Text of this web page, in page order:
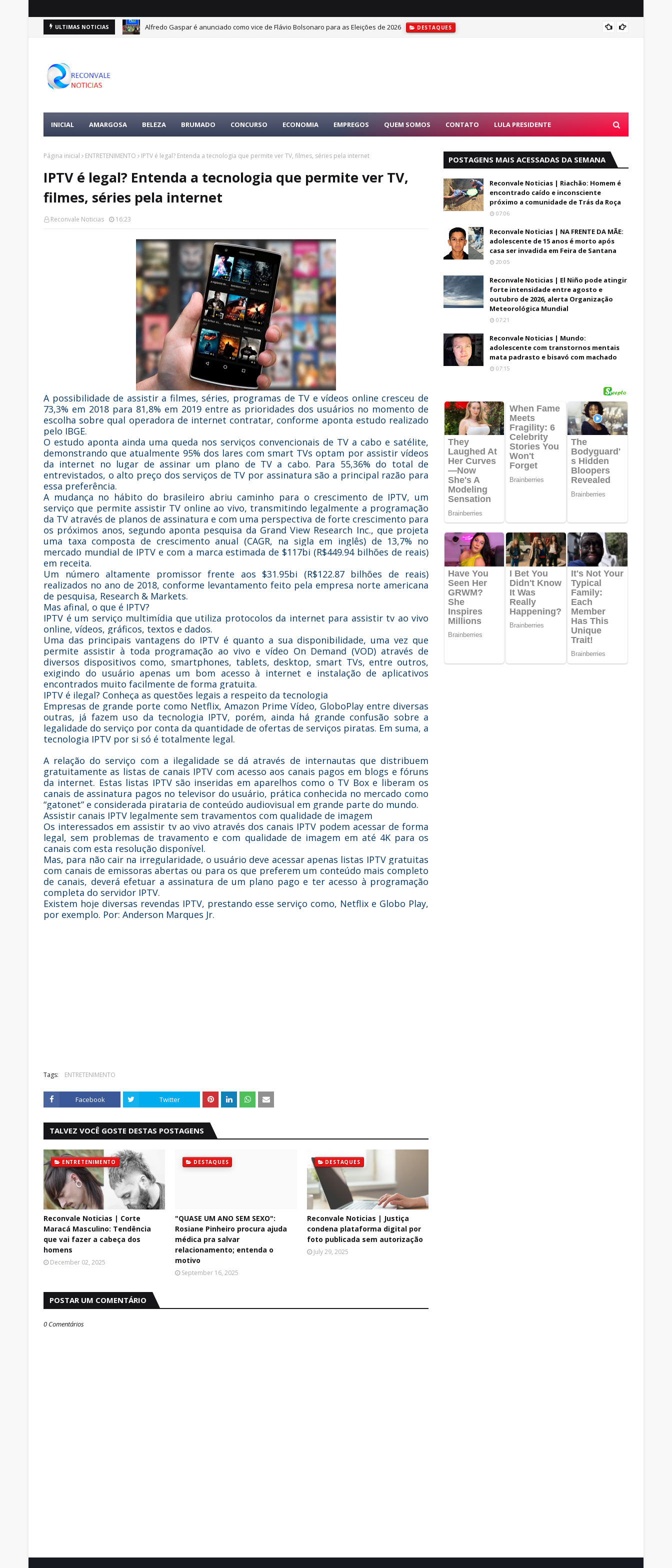
ULTIMAS NOTICIAS Alfredo Gaspar é anunciado como vice de Flávio Bolsonaro para as Eleições de 2026 DESTAQUES
INICIAL AMARGOSA BELEZA BRUMADO CONCURSO ECONOMIA EMPREGOS QUEM SOMOS CONTATO LULA PRESIDENTE
Página inicial ENTRETENIMENTO IPTV é legal? Entenda a tecnologia que permite ver TV, filmes, séries pela internet
IPTV é legal? Entenda a tecnologia que permite ver TV,
filmes, séries pela internet
Reconvale Noticias 16:23
A possibilidade de assistir a filmes, séries, programas de TV e vídeos online cresceu de
73,3% em 2018 para 81,8% em 2019 entre as prioridades dos usuários no momento de
escolha sobre qual operadora de internet contratar, conforme aponta estudo realizado
pelo IBGE.
O estudo aponta ainda uma queda nos serviços convencionais de TV a cabo e satélite,
demonstrando que atualmente 95% dos lares com smart TVs optam por assistir vídeos
da internet no lugar de assinar um plano de TV a cabo. Para 55,36% do total de
entrevistados, o alto preço dos serviços de TV por assinatura são a principal razão para
essa preferência.
A mudança no hábito do brasileiro abriu caminho para o crescimento de IPTV, um
serviço que permite assistir TV online ao vivo, transmitindo legalmente a programação
da TV através de planos de assinatura e com uma perspectiva de forte crescimento para
os próximos anos, segundo aponta pesquisa da Grand View Research Inc., que projeta
uma taxa composta de crescimento anual (CAGR, na sigla em inglês) de 13,7% no
mercado mundial de IPTV e com a marca estimada de $117bi (R$449.94 bilhões de reais)
em receita.
Um número altamente promissor frente aos $31.95bi (R$122.87 bilhões de reais)
realizados no ano de 2018, conforme levantamento feito pela empresa norte americana
de pesquisa, Research & Markets.
Mas afinal, o que é IPTV?
IPTV é um serviço multimídia que utiliza protocolos da internet para assistir tv ao vivo
online, vídeos, gráficos, textos e dados.
Uma das principais vantagens do IPTV é quanto a sua disponibilidade, uma vez que
permite assistir à toda programação ao vivo e vídeo On Demand (VOD) através de
diversos dispositivos como, smartphones, tablets, desktop, smart TVs, entre outros,
exigindo do usuário apenas um bom acesso à internet e instalação de aplicativos
encontrados muito facilmente de forma gratuita.
IPTV é ilegal? Conheça as questões legais a respeito da tecnologia
Empresas de grande porte como Netflix, Amazon Prime Vídeo, GloboPlay entre diversas
outras, já fazem uso da tecnologia IPTV, porém, ainda há grande confusão sobre a
legalidade do serviço por conta da quantidade de ofertas de serviços piratas. Em suma, a
tecnologia IPTV por si só é totalmente legal.
A relação do serviço com a ilegalidade se dá através de internautas que distribuem
gratuitamente as listas de canais IPTV com acesso aos canais pagos em blogs e fóruns
da internet. Estas listas IPTV são inseridas em aparelhos como o TV Box e liberam os
canais de assinatura pagos no televisor do usuário, prática conhecida no mercado como
“gatonet” e considerada pirataria de conteúdo audiovisual em grande parte do mundo.
Assistir canais IPTV legalmente sem travamentos com qualidade de imagem
Os interessados em assistir tv ao vivo através dos canais IPTV podem acessar de forma
legal, sem problemas de travamento e com qualidade de imagem em até 4K para os
canais com esta resolução disponível.
Mas, para não cair na irregularidade, o usuário deve acessar apenas listas IPTV gratuitas
com canais de emissoras abertas ou para os que preferem um conteúdo mais completo
de canais, deverá efetuar a assinatura de um plano pago e ter acesso à programação
completa do servidor IPTV.
Existem hoje diversas revendas IPTV, prestando esse serviço como, Netflix e Globo Play,
por exemplo. Por: Anderson Marques Jr.
Tags: ENTRETENIMENTO
Facebook Twitter
TALVEZ VOCÊ GOSTE DESTAS POSTAGENS
ENTRETENIMENTO
Reconvale Noticias | Corte
Maracá Masculino: Tendência
que vai fazer a cabeça dos
homens
December 02, 2025
DESTAQUES
"QUASE UM ANO SEM SEXO":
Rosiane Pinheiro procura ajuda
médica pra salvar
relacionamento; entenda o
motivo
September 16, 2025
DESTAQUES
Reconvale Noticias | Justiça
condena plataforma digital por
foto publicada sem autorização
July 29, 2025
POSTAR UM COMENTÁRIO
0 Comentários
POSTAGENS MAIS ACESSADAS DA SEMANA
Reconvale Noticias | Riachão: Homem é
encontrado caído e inconsciente
próximo a comunidade de Trás da Roça
07:06
Reconvale Noticias | NA FRENTE DA MÃE:
adolescente de 15 anos é morto após
casa ser invadida em Feira de Santana
20:05
Reconvale Noticias | El Niño pode atingir
forte intensidade entre agosto e
outubro de 2026, alerta Organização
Meteorológica Mundial
07:21
Reconvale Noticias | Mundo:
adolescente com transtornos mentais
mata padrasto e bisavó com machado
07:15